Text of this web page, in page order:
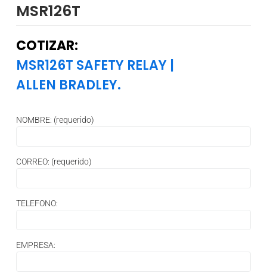
MSR126T
COTIZAR:
MSR126T SAFETY RELAY |
ALLEN BRADLEY.
NOMBRE: (requerido)
CORREO: (requerido)
TELEFONO:
EMPRESA: